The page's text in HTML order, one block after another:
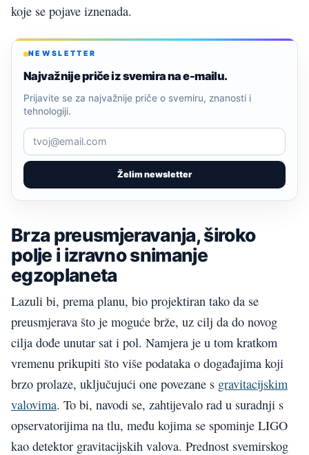
koje se pojave iznenada.
NEWSLETTER
Najvažnije priče iz svemira na e-mailu.
Želim newsletter
Prijavite se za najvažnije priče o svemiru, znanosti i
tehnologiji.
Brza preusmjeravanja, široko
polje i izravno snimanje
egzoplaneta
Lazuli bi, prema planu, bio projektiran tako da se
preusmjerava što je moguće brže, uz cilj da do novog
cilja dođe unutar sat i pol. Namjera je u tom kratkom
vremenu prikupiti što više podataka o događajima koji
brzo prolaze, uključujući one povezane s gravitacijskim
valovima. To bi, navodi se, zahtijevalo rad u suradnji s
opservatorijima na tlu, među kojima se spominje LIGO
kao detektor gravitacijskih valova. Prednost svemirskog